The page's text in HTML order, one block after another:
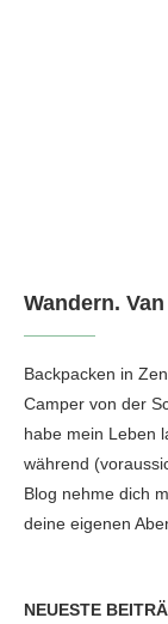
Wandern.
Backpacken in
Camper von der
habe mein Leben
während
Blog nehme dich
deine eigenen
NEUESTE